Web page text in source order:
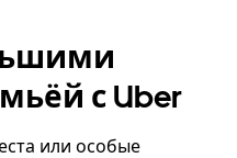
с Uber
или особые